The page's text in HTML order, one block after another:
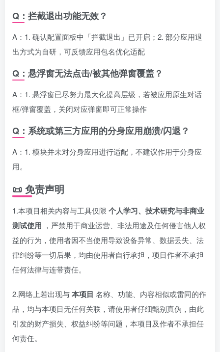
Q：拦截退出功能无效？
A：1. 确认配置面板中「拦截退出」已开启；2. 部分应用退
出方式为自研，可反馈应用包名优化适配
Q：悬浮窗无法点击/被其他弹窗覆盖？
A：1. 悬浮窗已尽努力最大化提高层级，若被应用原生对话
框/弹窗覆盖，关闭对应弹窗即可正常操作
Q：系统或第三方应用的分身应用崩溃/闪退？
A：1. 模块并未对分身应用进行适配，不建议作用于分身应
用。
📜 免责声明
1.本项目相关内容与工具仅限 个人学习、技术研究与非商业
测试使用 ，严禁用于商业运营、非法用途及任何侵害他人权
益的行为，使用者因不当使用导致设备异常、数据丢失、法
律纠纷等一切后果，均由使用者自行承担，项目作者不承担
任何法律与连带责任。
2.网络上若出现与本项目 名称、功能、内容相似或雷同的作
品，均与本项目无任何关联，请使用者仔细甄别真伪，由此
引发的财产损失、权益纠纷等问题，本项目及作者不承担任
何责任。